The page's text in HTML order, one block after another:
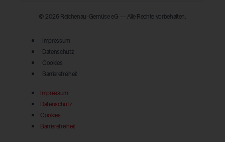
© 2026 Reichenau-Gemüse eG –– Alle Rechte vorbehalten.
Impressum
Datenschutz
Cookies
Barrierefreiheit
Impressum
Datenschutz
Cookies
Barrierefreiheit